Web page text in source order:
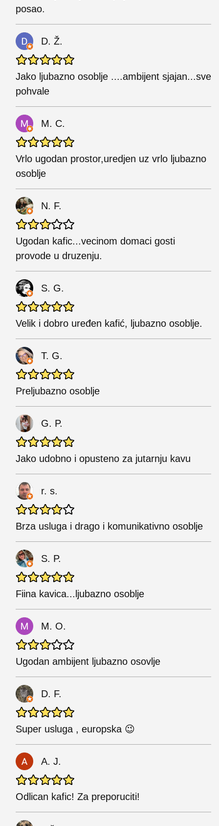
posao.
D. Ž.
Jako ljubazno osoblje ....ambijent sjajan...sve
pohvale
M. C.
Vrlo ugodan prostor,uredjen uz vrlo ljubazno
osoblje
N. F.
Ugodan kafic...vecinom domaci gosti
provode u druzenju.
S. G.
Velik i dobro uređen kafić, ljubazno osoblje.
T. G.
Preljubazno osoblje
G. P.
Jako udobno i opusteno za jutarnju kavu
r. s.
Brza usluga i drago i komunikativno osoblje
S. P.
Fiina kavica...ljubazno osoblje
M. O.
Ugodan ambijent ljubazno osovlje
D. F.
Super usluga , europska 😉
A. J.
Odlican kafic! Za preporuciti!